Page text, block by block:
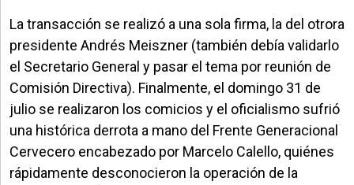
La transacción se realizó a una sola firma, la del otrora
presidente Andrés Meiszner (también debía validarlo
el Secretario General y pasar el tema por reunión de
Comisión Directiva). Finalmente, el domingo 31 de
julio se realizaron los comicios y el oficialismo sufrió
una histórica derrota a mano del Frente Generacional
Cervecero encabezado por Marcelo Calello, quiénes
rápidamente desconocieron la operación de la